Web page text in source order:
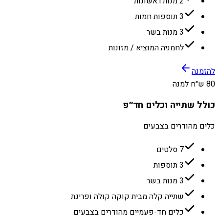
3 תוספות חמות
3 מנות בשר
לחמניה המוציא / מזונות
להזמנה
80 ש״ח למנה
כולל שתייה וכלים חד״פ
כלים מהודרים בצבעים
7 סלטים
3 תוספות
3 מנות בשר
שתייה קלה מבית קוקה קולה ופריגת
כלים חד-פעמיים מהודרים בצבעים